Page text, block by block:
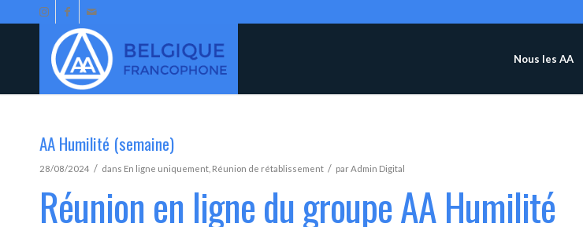
Nous les AA
AA Humilité (semaine)
28/08/2024 / dans En ligne uniquement Réunion de rétablissement / parAdmin Digital
Réunion en ligne du groupe AA Humilité